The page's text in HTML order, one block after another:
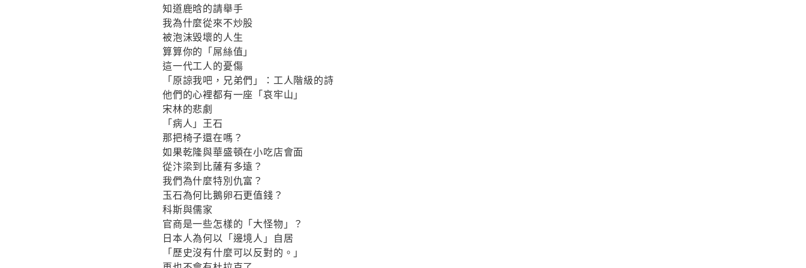
知道鹿晗的請舉手
我為什麼從來不炒股
被泡沫毀壞的人生
算算你的「屌絲值」
這一代工人的憂傷
「原諒我吧，兄弟們」：工人階級的詩
他們的心裡都有一座「哀牢山」
宋林的悲劇
「病人」王石
那把椅子還在嗎？
如果乾隆與華盛頓在小吃店會面
從汴梁到比薩有多遠？
我們為什麼特別仇富？
玉石為何比鵝卵石更值錢？
科斯與儒家
官商是一些怎樣的「大怪物」？
日本人為何以「邊境人」自居
「歷史沒有什麼可以反對的。」